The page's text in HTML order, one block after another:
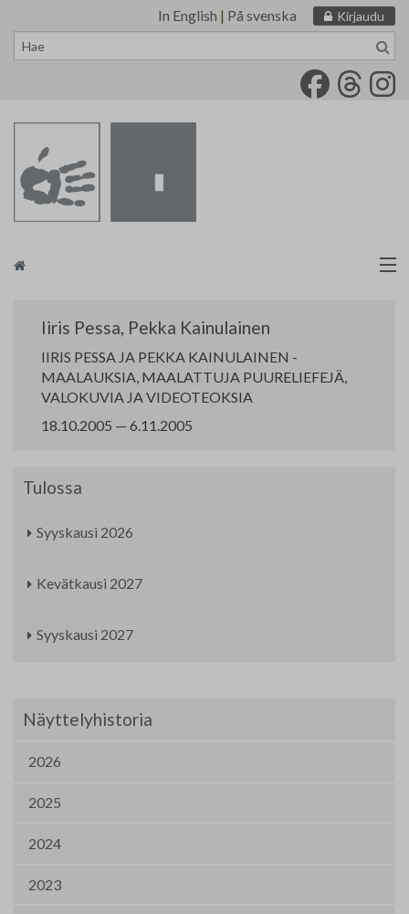
In English | På svenska Kirjaudu
sisältöön
Tarvikevälitys
Yhteystiedot
Iiris Pessa, Pekka Kainulainen
IIRIS PESSA JA PEKKA KAINULAINEN -
MAALAUKSIA, MAALATTUJA PUURELIEFEJÄ,
VALOKUVIA JA VIDEOTEOKSIA
18.10.2005 — 6.11.2005
Tulossa
Syyskausi 2026
Kevätkausi 2027
Syyskausi 2027
Näyttelyhistoria
2026
2025
2024
2023